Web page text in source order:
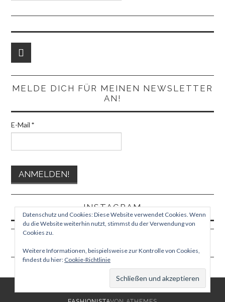
MELDE DICH FÜR MEINEN NEWSLETTER
AN!
E-Mail*
INSTAGRAM
Datenschutz und Cookies: Diese Website verwendet Cookies. Wenn
du die Website weiterhin nutzt, stimmst du der Verwendung von
Cookies zu.
Weitere Informationen, beispielsweise zur Kontrolle von Cookies,
findest du hier: Cookie-Richtlinie
© 2026 TEPHORA. ALLE RECHTE VORBEHALTEN.